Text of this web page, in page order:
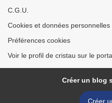
C.G.U.
Cookies et données personnelles
Préférences cookies
Voir le profil de cristau sur le
Créer un blog
Créer